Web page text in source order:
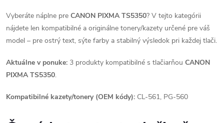
Vyberáte náplne pre CANON PIXMA TS5350? V tejto kategórii
nájdete len kompatibilné a originálne tonery/kazety určené pre váš
model – pre ostrý text, sýte farby a stabilný výsledok pri každej tlači.
Aktuálne v ponuke: 3 produkty kompatibilné s tlačiarňou CANON
PIXMA TS5350.
Kompatibilné kazety/tonery (OEM kódy): CL-561, PG-560